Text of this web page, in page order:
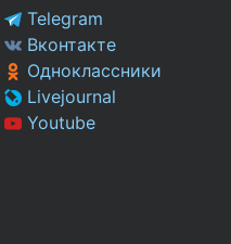
Telegram
Вконтакте
Одноклассники
Livejournal
Youtube